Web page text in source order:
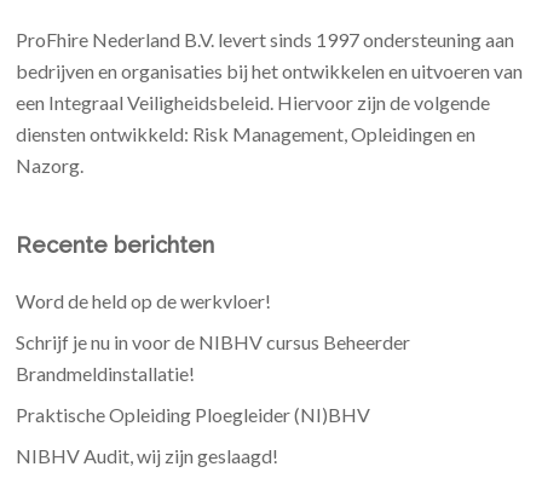
ProFhire Nederland B.V. levert sinds 1997 ondersteuning aan
bedrijven en organisaties bij het ontwikkelen en uitvoeren van
een Integraal Veiligheidsbeleid. Hiervoor zijn de volgende
diensten ontwikkeld: Risk Management, Opleidingen en
Nazorg.
Recente berichten
Word de held op de werkvloer!
Schrijf je nu in voor de NIBHV cursus Beheerder
Brandmeldinstallatie!
Praktische Opleiding Ploegleider (NI)BHV
NIBHV Audit, wij zijn geslaagd!